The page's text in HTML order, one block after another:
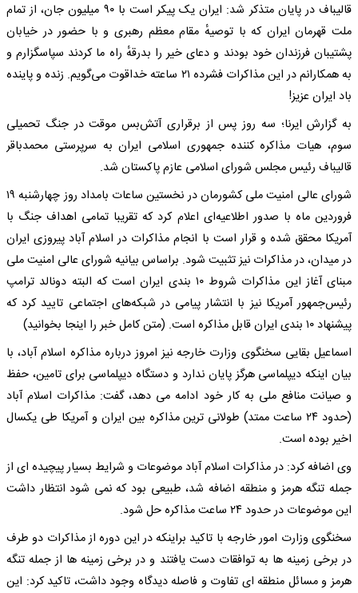
قالیباف در پایان متذکر شد: ایران یک پیکر است با ۹۰ میلیون جان، از تمام
ملت قهرمان ایران که با توصیهٔ مقام معظم رهبری و با حضور در خیابان
پشتیبان فرزندان خود بودند و دعای خیر را بدرقهٔ راه ما کردند سپاسگزارم و
به همکارانم در این مذاکرات فشرده ۲۱ ساعته خداقوت می‌گویم. زنده و پاینده
باد ایران عزیز!
به گزارش ایرنا؛ سه روز پس از برقراری آتش‌بس موقت در جنگ تحمیلی
سوم، هیات مذاکره کننده جمهوری اسلامی ایران به سرپرستی محمدباقر
قالیباف رئیس مجلس شورای اسلامی عازم پاکستان شد.
شورای عالی امنیت ملی کشورمان در نخستین ساعات بامداد روز چهارشنبه ۱۹
فروردین ماه با صدور اطلاعیه‌ای اعلام کرد که تقریبا تمامی اهداف جنگ با
آمریکا محقق شده و قرار است با انجام مذاکرات در اسلام آباد پیروزی ایران
در میدان، در مذاکرات نیز تثبیت شود. براساس بیانیه شورای عالی امنیت ملی
مبنای آغاز این مذاکرات شروط ۱۰ بندی ایران است که البته دونالد ترامپ
رئیس‌جمهور آمریکا نیز با انتشار پیامی در شبکه‌های اجتماعی تایید کرد که
پیشنهاد ۱۰ بندی ایران قابل مذاکره است. (متن کامل خبر را اینجا بخوانید)
اسماعیل بقایی سخنگوی وزارت خارجه نیز امروز درباره مذاکره اسلام آباد، با
بیان اینکه دیپلماسی هرگز پایان ندارد و دستگاه دیپلماسی برای تامین، حفظ
و صیانت منافع ملی به کار خود ادامه می دهد، گفت: مذاکرات اسلام آباد
(حدود ۲۴ ساعت ممتد) طولانی ترین مذاکره بین ایران و آمریکا طی یکسال
اخیر بوده است.
وی اضافه کرد: در مذاکرات اسلام آباد موضوعات و شرایط بسیار پیچیده ای از
جمله تنگه هرمز و منطقه اضافه شد، طبیعی بود که نمی شود انتظار داشت
این موضوعات در حدود ۲۴ ساعت مذاکره حل شود.
سخنگوی وزارت امور خارجه با تاکید براینکه در این دوره از مذاکرات دو طرف
در برخی زمینه ها به توافقات دست یافتند و در برخی زمینه ها از جمله تنگه
هرمز و مسائل منطقه ای تفاوت و فاصله دیدگاه وجود داشت، تاکید کرد: این